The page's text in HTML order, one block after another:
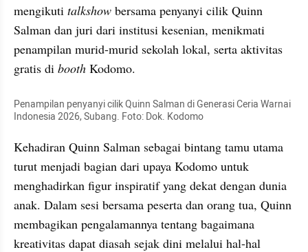
mengikuti talkshow bersama penyanyi cilik Quinn
Salman dan juri dari institusi kesenian, menikmati
penampilan murid-murid sekolah lokal, serta aktivitas
gratis di booth Kodomo.
Penampilan penyanyi cilik Quinn Salman di Generasi Ceria Warnai
Indonesia 2026, Subang. Foto: Dok. Kodomo
Kehadiran Quinn Salman sebagai bintang tamu utama
turut menjadi bagian dari upaya Kodomo untuk
menghadirkan figur inspiratif yang dekat dengan dunia
anak. Dalam sesi bersama peserta dan orang tua, Quinn
membagikan pengalamannya tentang bagaimana
kreativitas dapat diasah sejak dini melalui hal-hal